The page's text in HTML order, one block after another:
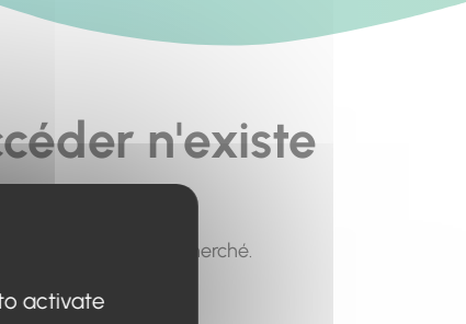
n'existe
le contenu recherché.
activate